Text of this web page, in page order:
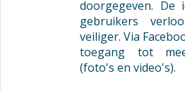
doorgegeven. De
gebruikers
veiliger. Via
toegang tot
(foto's en video's).